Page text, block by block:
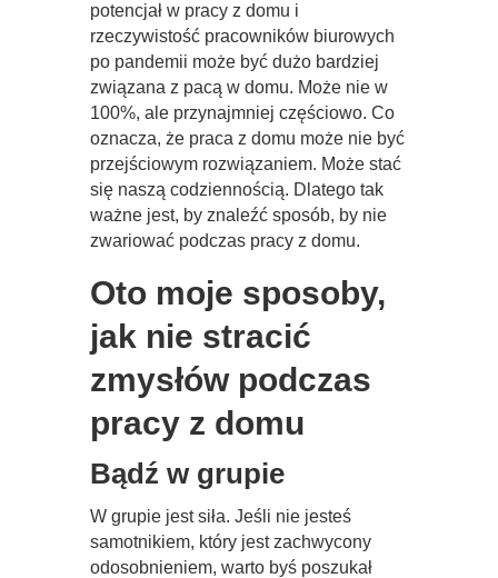
potencjał w pracy z domu i
rzeczywistość pracowników biurowych
po pandemii może być dużo bardziej
związana z pacą w domu. Może nie w
100%, ale przynajmniej częściowo. Co
oznacza, że praca z domu może nie być
przejściowym rozwiązaniem. Może stać
się naszą codziennością. Dlatego tak
ważne jest, by znaleźć sposób, by nie
zwariować podczas pracy z domu.
Oto moje sposoby,
jak nie stracić
zmysłów podczas
pracy z domu
Bądź w grupie
W grupie jest siła. Jeśli nie jesteś
samotnikiem, który jest zachwycony
odosobnieniem, warto byś poszukał